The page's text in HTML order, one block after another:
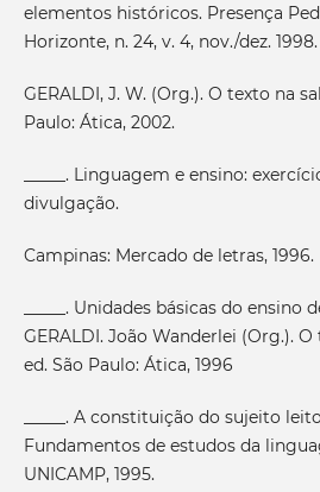
elementos históricos. Presença
Horizonte, n. 24, v. 4, nov./dez. 1998.
GERALDI, J. W. (Org.). O texto na
Paulo: Ática, 2002.
_____. Linguagem e ensino:
divulgação.
Campinas: Mercado de letras, 1996.
_____. Unidades básicas do ensino
GERALDI. João Wanderlei (Org.).
ed. São Paulo: Ática, 1996
_____. A constituição do sujeito
Fundamentos de estudos da
UNICAMP, 1995.